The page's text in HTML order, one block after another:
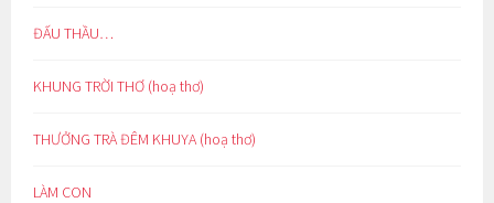
ĐẤU THẦU…
KHUNG TRỜI THƠ (hoạ thơ)
THƯỞNG TRÀ ĐÊM KHUYA (hoạ thơ)
LÀM CON